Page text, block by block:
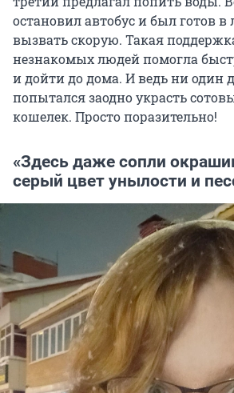
остановил автобус и был готов
вызвать скорую. Такая
незнакомых людей помогла
и дойти до дома. И ведь ни один
попытался заодно украсть
кошелек. Просто поразительно!
«Здесь даже сопли
серый цвет унылости и